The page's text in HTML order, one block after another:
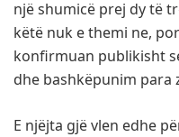
një shumicë prej dy të
këtë nuk e themi ne,
konfirmuan publikisht
dhe bashkëpunim para
E njëjta gjë vlen edhe